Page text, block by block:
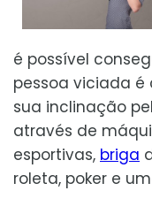
é possível
pessoa viciada
sua inclinação
através de
esportivas, briga
roleta, poker e